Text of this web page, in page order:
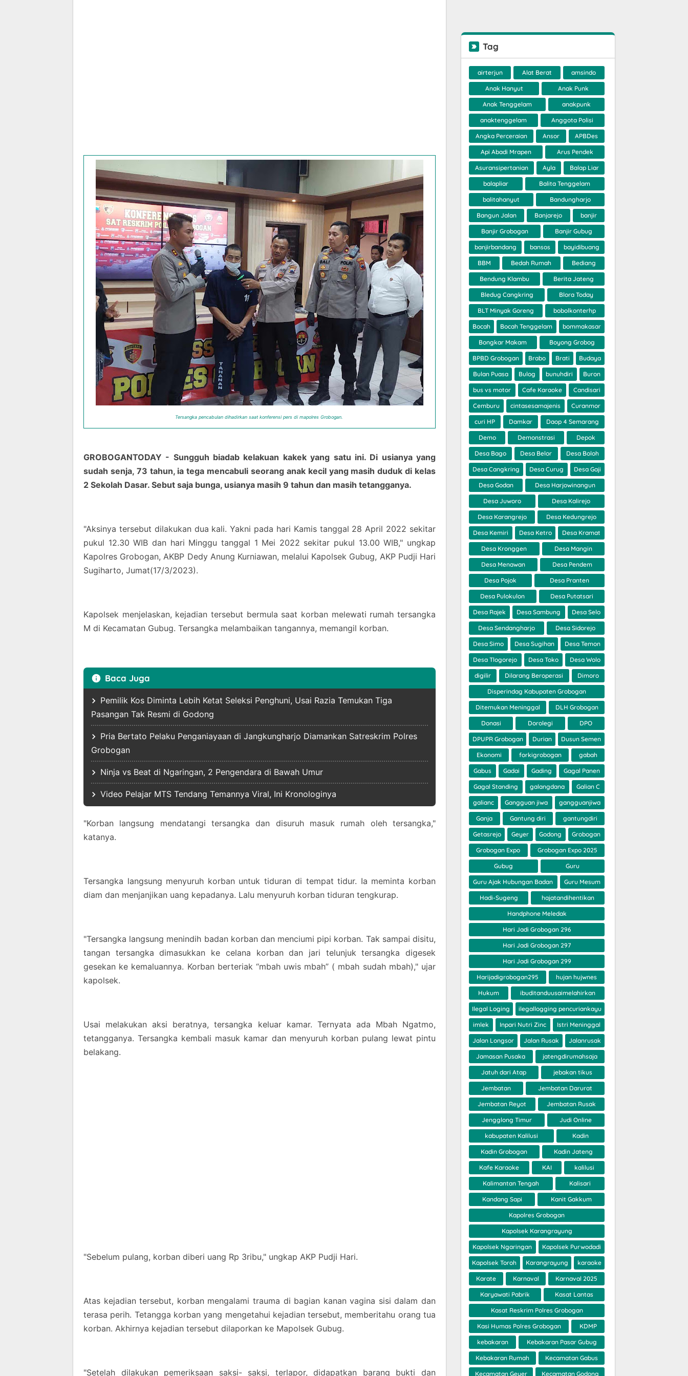
Tersangka pencabulan dihadirkan saat konferensi pers di mapolres Grobogan.
GROBOGANTODAY - Sungguh biadab kelakuan kakek yang satu ini. Di usianya yang
sudah senja, 73 tahun, ia tega mencabuli seorang anak kecil yang masih duduk di kelas
2 Sekolah Dasar. Sebut saja bunga, usianya masih 9 tahun dan masih tetangganya.
"Aksinya tersebut dilakukan dua kali. Yakni pada hari Kamis tanggal 28 April 2022 sekitar
pukul 12.30 WIB dan hari Minggu tanggal 1 Mei 2022 sekitar pukul 13.00 WIB," ungkap
Kapolres Grobogan, AKBP Dedy Anung Kurniawan, melalui Kapolsek Gubug, AKP Pudji Hari
Sugiharto, Jumat(17/3/2023).
Kapolsek menjelaskan, kejadian tersebut bermula saat korban melewati rumah tersangka
M di Kecamatan Gubug. Tersangka melambaikan tangannya, memangil korban.
Baca Juga
Pemilik Kos Diminta Lebih Ketat Seleksi Penghuni, Usai Razia Temukan Tiga
Pasangan Tak Resmi di Godong
Pria Bertato Pelaku Penganiayaan di Jangkungharjo Diamankan Satreskrim Polres
Grobogan
Ninja vs Beat di Ngaringan, 2 Pengendara di Bawah Umur
Video Pelajar MTS Tendang Temannya Viral, Ini Kronologinya
"Korban langsung mendatangi tersangka dan disuruh masuk rumah oleh tersangka,"
katanya.
Tersangka langsung menyuruh korban untuk tiduran di tempat tidur. Ia meminta korban
diam dan menjanjikan uang kepadanya. Lalu menyuruh korban tiduran tengkurap.
"Tersangka langsung menindih badan korban dan menciumi pipi korban. Tak sampai disitu,
tangan tersangka dimasukkan ke celana korban dan jari telunjuk tersangka digesek
gesekan ke kemaluannya. Korban berteriak “mbah uwis mbah” ( mbah sudah mbah)," ujar
kapolsek.
Usai melakukan aksi beratnya, tersangka keluar kamar. Ternyata ada Mbah Ngatmo,
tetangganya. Tersangka kembali masuk kamar dan menyuruh korban pulang lewat pintu
belakang.
"Sebelum pulang, korban diberi uang Rp 3ribu," ungkap AKP Pudji Hari.
Atas kejadian tersebut, korban mengalami trauma di bagian kanan vagina sisi dalam dan
terasa perih. Tetangga korban yang mengetahui kejadian tersebut, memberitahu orang tua
korban. Akhirnya kejadian tersebut dilaporkan ke Mapolsek Gubug.
"Setelah dilakukan pemeriksaan saksi- saksi, terlapor, didapatkan barang bukti dan
Tag
airterjun Alat Berat amsindo
Anak Hanyut Anak Punk
Anak Tenggelam anakpunk
anaktenggelam Anggota Polisi
Angka Perceraian Ansor APBDes
Api Abadi Mrapen Arus Pendek
Asuransipertanian Ayla Balap Liar
balapliar Balita Tenggelam
balitahanyut Bandungharjo
Bangun Jalan Banjarejo banjir
Banjir Grobogan Banjir Gubug
banjirbandang bansos bayidibuang
BBM Bedah Rumah Bediang
Bendung Klambu Berita Jateng
Bledug Cangkring Blora Today
BLT Minyak Goreng bobolkonterhp
Bocah Bocah Tenggelam bommakasar
Bongkar Makam Boyong Grobog
BPBD Grobogan Brabo Brati Budaya
Bulan Puasa Bulog bunuhdiri Buron
bus vs motor Cafe Karaoke Candisari
Cemburu cintasesamajenis Curanmor
curi HP Damkar Daop 4 Semarang
Demo Demonstrasi Depok
Desa Bago Desa Belor Desa Boloh
Desa Cangkring Desa Curug Desa Gaji
Desa Godan Desa Harjowinangun
Desa Juworo Desa Kalirejo
Desa Karangrejo Desa Kedungrejo
Desa Kemiri Desa Ketro Desa Kramat
Desa Kronggen Desa Mangin
Desa Menawan Desa Pendem
Desa Pojok Desa Pranten
Desa Pulokulon Desa Putatsari
Desa Rajek Desa Sambung Desa Selo
Desa Sendangharjo Desa Sidorejo
Desa Simo Desa Sugihan Desa Temon
Desa Tlogorejo Desa Toko Desa Wolo
digilir Dilarang Beroperasi Dimoro
Disperindag Kabupaten Grobogan
Ditemukan Meninggal DLH Grobogan
Donasi Dorolegi DPO
DPUPR Grobogan Durian Dusun Semen
Ekonomi forkigrobogan gabah
Gabus Gadai Gading Gagal Panen
Gagal Standing galangdana Galian C
galianc Gangguan jiwa gangguanjiwa
Ganja Gantung diri gantungdiri
Getasrejo Geyer Godong Grobogan
Grobogan Expo Grobogan Expo 2025
Gubug Guru
Guru Ajak Hubungan Badan Guru Mesum
Hadi-Sugeng hajatandihentikan
Handphone Meledak
Hari Jadi Grobogan 296
Hari Jadi Grobogan 297
Hari Jadi Grobogan 299
Harijadigrobogan295 hujan hujwnes
Hukum ibuditanduusaimelahirkan
Ilegal Loging ilegallogging pencuriankayu
imlek Inpari Nutri Zinc Istri Meninggal
Jalan Longsor Jalan Rusak Jalanrusak
Jamasan Pusaka jatengdirumahsaja
Jatuh dari Atap jebakan tikus
Jembatan Jembatan Darurat
Jembatan Reyot Jembatan Rusak
Jengglong Timur Judi Online
kabupaten Kalilusi Kadin
Kadin Grobogan Kadin Jateng
Kafe Karaoke KAI kalilusi
Kalimantan Tengah Kalisari
Kandang Sapi Kanit Gakkum
Kapolres Grobogan
Kapolsek Karangrayung
Kapolsek Ngaringan Kapolsek Purwodadi
Kapolsek Toroh Karangrayung karaoke
Karate Karnaval Karnaval 2025
Karyawati Pabrik Kasat Lantas
Kasat Reskrim Polres Grobogan
Kasi Humas Polres Grobogan KDMP
kebakaran Kebakaran Pasar Gubug
Kebakaran Rumah Kecamatan Gabus
Kecamatan Geyer Kecamatan Godong